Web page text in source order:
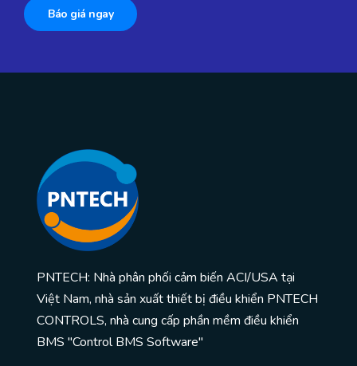
Báo giá ngay
PNTECH: Nhà phân phối cảm biến ACI/USA tại
Việt Nam, nhà sản xuất thiết bị điều khiển PNTECH
CONTROLS, nhà cung cấp phần mềm điều khiển
BMS "Control BMS Software"